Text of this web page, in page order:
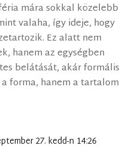
mára sokkal közelebb
valaha, így ideje, hogy
Ez alatt nem
hanem az egységben
belátását, akár formális
forma, hanem a tartalom
27. kedd-n 14:26